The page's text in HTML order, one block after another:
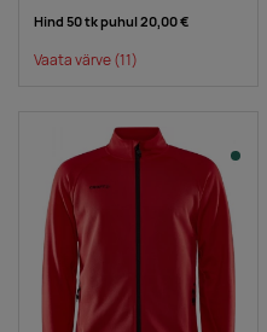
Hind 50 tk puhul20,00 €
Vaata värve(11)